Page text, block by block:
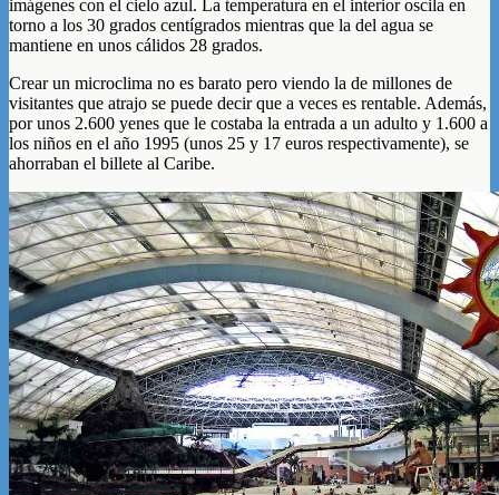
imágenes con el cielo azul. La temperatura en el interior oscila en
torno a los 30 grados centígrados mientras que la del agua se
mantiene en unos cálidos 28 grados.
Crear un microclima no es barato pero viendo la de millones de
visitantes que atrajo se puede decir que a veces es rentable. Además,
por unos 2.600 yenes que le costaba la entrada a un adulto y 1.600 a
los niños en el año 1995 (unos 25 y 17 euros respectivamente), se
ahorraban el billete al Caribe.